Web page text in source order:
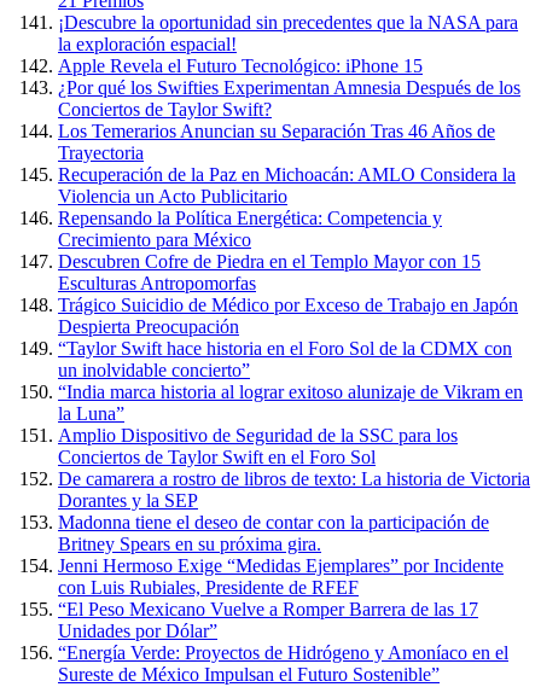
¡Descubre la oportunidad sin precedentes que la NASA para
la exploración espacial!
Apple Revela el Futuro Tecnológico: iPhone 15
¿Por qué los Swifties Experimentan Amnesia Después de los
Conciertos de Taylor Swift?
Los Temerarios Anuncian su Separación Tras 46 Años de
Trayectoria
Recuperación de la Paz en Michoacán: AMLO Considera la
Violencia un Acto Publicitario
Repensando la Política Energética: Competencia y
Crecimiento para México
Descubren Cofre de Piedra en el Templo Mayor con 15
Esculturas Antropomorfas
Trágico Suicidio de Médico por Exceso de Trabajo en Japón
Despierta Preocupación
“Taylor Swift hace historia en el Foro Sol de la CDMX con
un inolvidable concierto”
“India marca historia al lograr exitoso alunizaje de Vikram en
la Luna”
Amplio Dispositivo de Seguridad de la SSC para los
Conciertos de Taylor Swift en el Foro Sol
De camarera a rostro de libros de texto: La historia de Victoria
Dorantes y la SEP
Madonna tiene el deseo de contar con la participación de
Britney Spears en su próxima gira.
Jenni Hermoso Exige “Medidas Ejemplares” por Incidente
con Luis Rubiales, Presidente de RFEF
“El Peso Mexicano Vuelve a Romper Barrera de las 17
Unidades por Dólar”
“Energía Verde: Proyectos de Hidrógeno y Amoníaco en el
Sureste de México Impulsan el Futuro Sostenible”